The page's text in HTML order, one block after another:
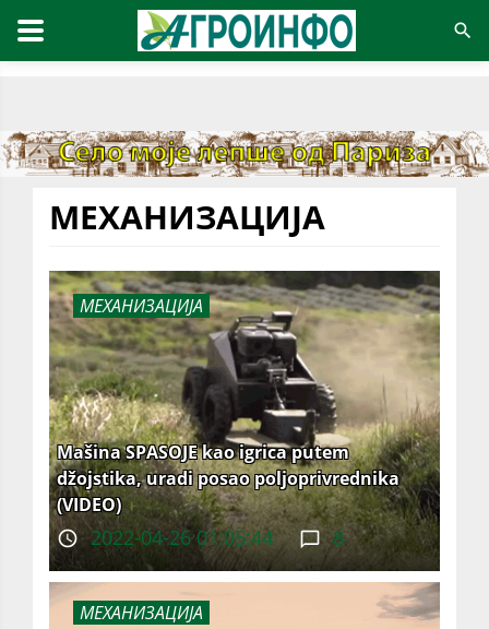
МЕХАНИЗАЦИЈА
МЕХАНИЗАЦИЈА
Mašina SPASOJE kao igrica putem
džojstika, uradi posao poljoprivrednika
(VIDEO)
2022-04-26 01:05:44 8
МЕХАНИЗАЦИЈА